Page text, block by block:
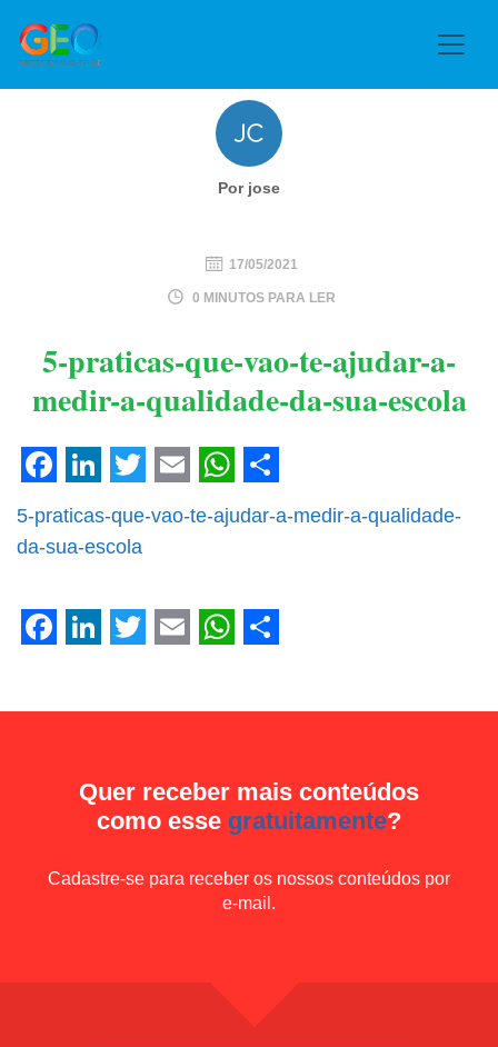
Por jose
17/05/2021
0 MINUTOS PARA LER
5-praticas-que-vao-te-ajudar-a-
medir-a-qualidade-da-sua-escola
Facebook
LinkedIn
Twitter
EmailWhatsApp
Share
5-praticas-que-vao-te-ajudar-a-medir-a-qualidade-
da-sua-escola
Quer receber mais conteúdos
como esse gratuitamente?
Cadastre-se para receber os nossos conteúdos por
e-mail.